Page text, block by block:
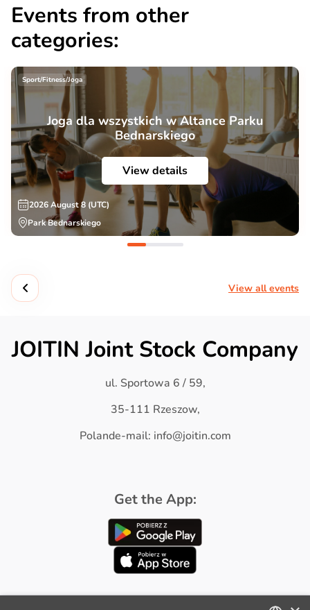
Events from other
categories:
Sport/Fitness/Joga
Joga dla wszystkich w Altance Parku
Bednarskiego
View details
2026 August 8 (UTC)
Park Bednarskiego
View all events
JOITIN Joint Stock Company
ul. Sportowa 6 / 59,
35-111 Rzeszow,
Polande-mail: info@joitin.com
Get the App: